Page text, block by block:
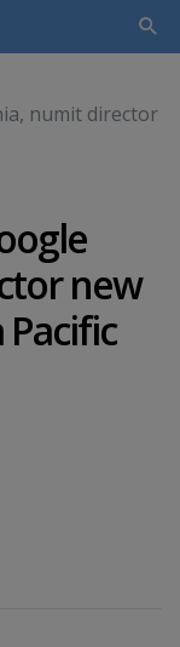
numit director
new
Pacific